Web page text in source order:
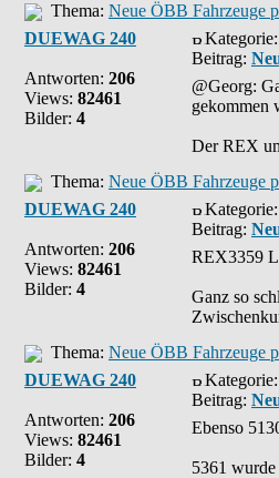
Thema: Neue ÖBB Fahrzeuge
DUEWAG 240
Antworten: 206
Views: 82461
Bilder: 4
Kategorie:
Beitrag:
@Georg:
gekommen
Der REX
Thema: Neue ÖBB Fahrzeuge
DUEWAG 240
Antworten: 206
Views: 82461
Bilder: 4
Kategorie:
Beitrag:
REX3359
Ganz so
Thema: Neue ÖBB Fahrzeuge
DUEWAG 240
Antworten: 206
Views: 82461
Bilder: 4
Kategorie:
Beitrag:
Ebenso
5361